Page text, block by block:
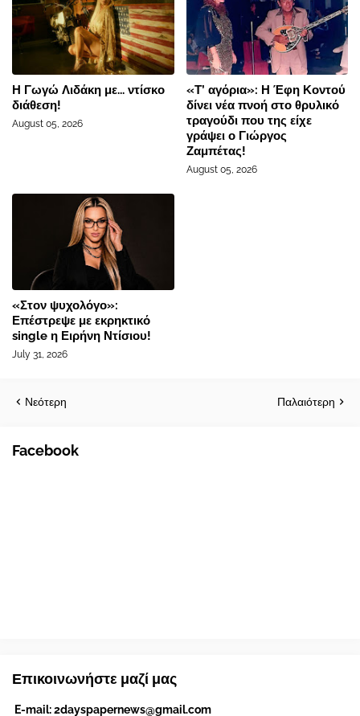
Η Γωγώ Λιδάκη με... ντίσκο
διάθεση!
August 05, 2026
«Τ’ αγόρια»: Η Έφη Κοντού
δίνει νέα πνοή στο θρυλικό
τραγούδι που της είχε
γράψει ο Γιώργος
Ζαμπέτας!
August 05, 2026
«Στον ψυχολόγο»:
Επέστρεψε με εκρηκτικό
single η Ειρήνη Ντίσιου!
July 31, 2026
Νεότερη Παλαιότερη
Facebook
Επικοινωνήστε μαζί μας
E-mail:2dayspapernews@gmail.com